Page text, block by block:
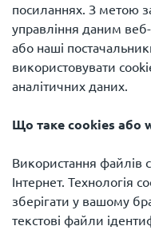
посиланнях. З метою
управління даним веб-
або наші
використовувати
аналітичних даних.
Що таке cookies або
Використання файлів
Інтернет. Технологія
зберігати у вашому
текстові файли